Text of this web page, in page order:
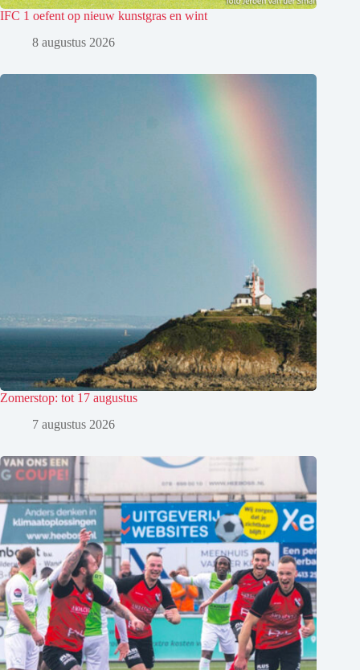
IFC 1 oefent op nieuw kunstgras en wint
8 augustus 2026
Zomerstop: tot 17 augustus
7 augustus 2026